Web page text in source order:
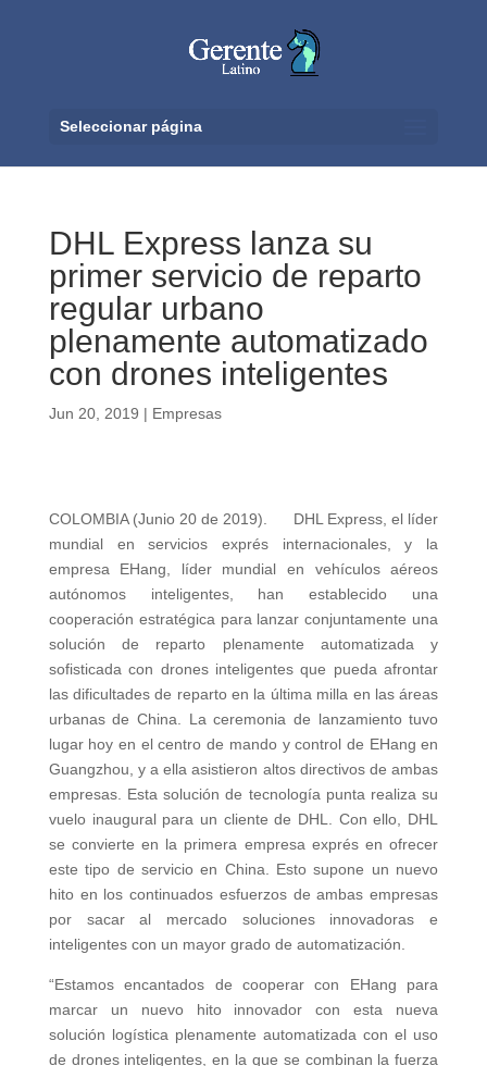
Seleccionar página
DHL Express lanza su
primer servicio de reparto
regular urbano
plenamente automatizado
con drones inteligentes
Jun 20, 2019 | Empresas
COLOMBIA (Junio 20 de 2019). DHL Express, el líder
mundial en servicios exprés internacionales, y la
empresa EHang, líder mundial en vehículos aéreos
autónomos inteligentes, han establecido una
cooperación estratégica para lanzar conjuntamente una
solución de reparto plenamente automatizada y
sofisticada con drones inteligentes que pueda afrontar
las dificultades de reparto en la última milla en las áreas
urbanas de China. La ceremonia de lanzamiento tuvo
lugar hoy en el centro de mando y control de EHang en
Guangzhou, y a ella asistieron altos directivos de ambas
empresas. Esta solución de tecnología punta realiza su
vuelo inaugural para un cliente de DHL. Con ello, DHL
se convierte en la primera empresa exprés en ofrecer
este tipo de servicio en China. Esto supone un nuevo
hito en los continuados esfuerzos de ambas empresas
por sacar al mercado soluciones innovadoras e
inteligentes con un mayor grado de automatización.
“Estamos encantados de cooperar con EHang para
marcar un nuevo hito innovador con esta nueva
solución logística plenamente automatizada con el uso
de drones inteligentes, en la que se combinan la fuerza